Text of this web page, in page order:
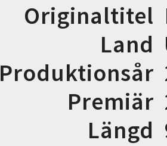
Originaltitel
Land
Produktionsår
Premiär
Längd